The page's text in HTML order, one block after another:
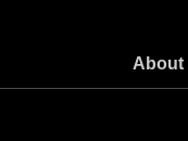
About